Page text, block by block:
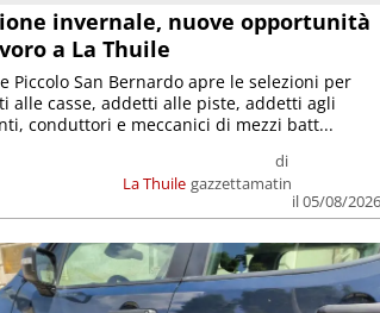
invernale, nuove opportunità
a La Thuile
La Thuile
di
gazzettamatin
il 05/08/2026
Piccolo San Bernardo apre le selezioni per
alle casse, addetti alle piste, addetti agli
conduttori e meccanici di mezzi batt...